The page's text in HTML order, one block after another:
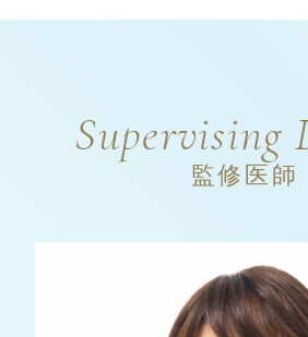
Supervising
監修医師